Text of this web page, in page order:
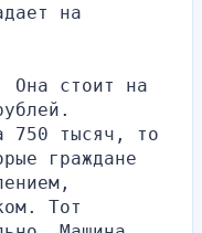
на
Она стоит на
750 тысяч, то
граждане
Тот